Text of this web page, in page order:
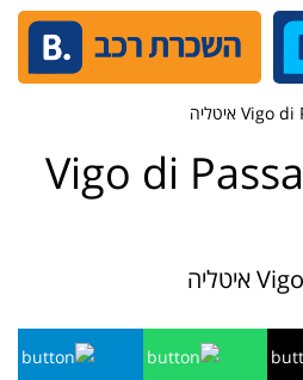
ויגו די פאסה Vigo di Passa